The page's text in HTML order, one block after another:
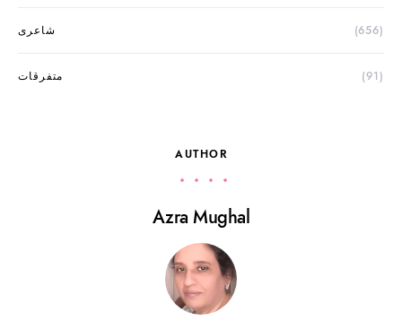
شاعری (656)
متفرقات (91)
AUTHOR
Azra Mughal